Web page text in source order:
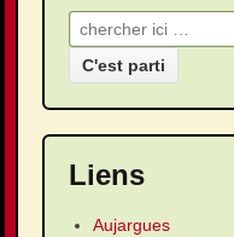
Recherche pour:
Liens
Aujargues